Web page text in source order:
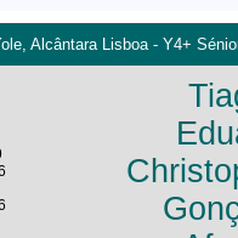
Alcântara Lisboa - Y4+